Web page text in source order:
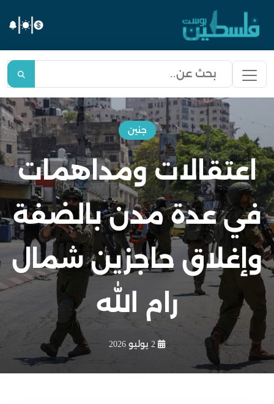
جنين
اعتقالات ومداهمات
في عدة مدن بالضفة
وإغلاق حاجزين شمال
رام الله
2 يوليو 2026